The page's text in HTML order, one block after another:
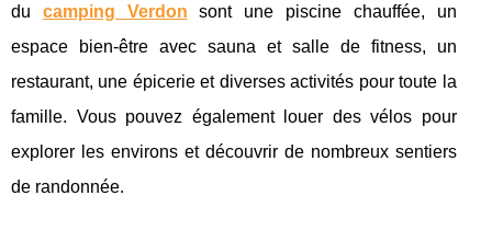
du camping Verdon
sont une piscine chauffée, un
espace bien-être avec sauna et salle de fitness, un
restaurant, une épicerie et diverses activités pour toute la
famille. Vous pouvez également louer des vélos pour
explorer les environs et découvrir de nombreux sentiers
de randonnée.